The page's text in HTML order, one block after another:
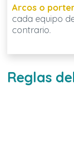
Arcos o
cada equipo
contrario.
Reglas